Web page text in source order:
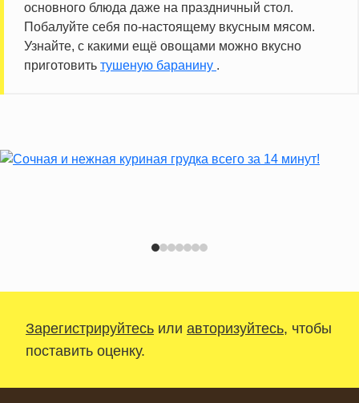
основного блюда даже на праздничный стол.
Побалуйте себя по-настоящему вкусным мясом.
Узнайте, с какими ещё овощами можно вкусно
приготовить тушеную баранину .
Зарегистрируйтесь или авторизуйтесь, чтобы
поставить оценку.